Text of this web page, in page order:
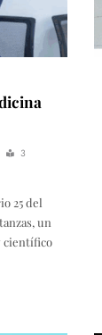
3
25 del
un
científico